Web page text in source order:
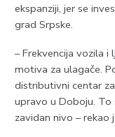
ekspanziji, jer se
grad Srpske.
– Frekvencija vozila
motiva za ulagače.
distributivni centar
upravo u Doboju. To
zavidan nivo – rekao